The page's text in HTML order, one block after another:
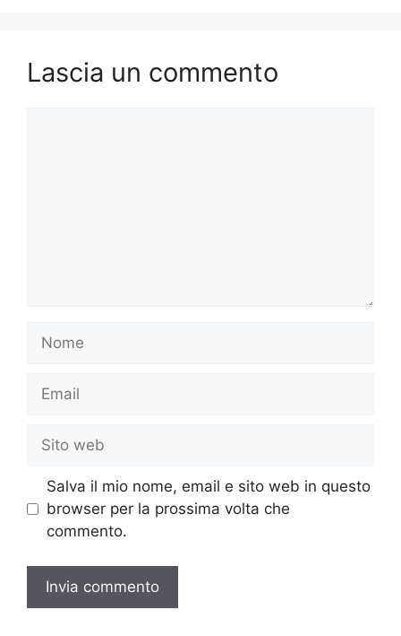
Lascia un commento
Nome
Email
Sito
web
Salva il mio nome, email e sito web in questo
browser per la prossima volta che
commento.